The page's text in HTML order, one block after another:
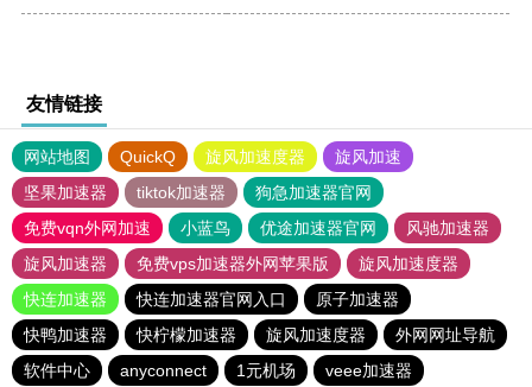
友情链接
网站地图 QuickQ 旋风加速度器
旋风加速
坚果加速器
tiktok加速器
狗急加速器官网
免费vqn外网加速
小蓝鸟 优途加速器官网
风驰加速器
旋风加速器
免费vps加速器外网苹果版
旋风加速度器
快连加速器
快连加速器官网入口
原子加速器
快鸭加速器
快柠檬加速器 旋风加速度器
外网网址导航
软件中心
anyconnect 1元机场 veee加速器